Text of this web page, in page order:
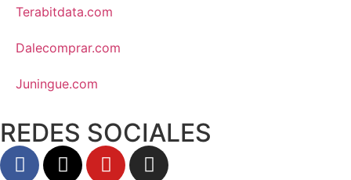
Terabitdata.com
Dalecomprar.com
Juningue.com
REDES SOCIALES